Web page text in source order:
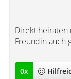
Direkt heiraten
Freundin auch
0x